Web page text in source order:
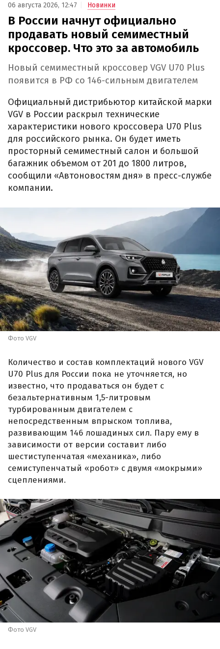
06 августа 2026, 12:47 Новинки
В России начнут официально
продавать новый семиместный
кроссовер. Что это за автомобиль
Новый семиместный кроссовер VGV U70 Plus
появится в РФ со 146-сильным двигателем
Официальный дистрибьютор китайской марки
VGV в России раскрыл технические
характеристики нового кроссовера U70 Plus
для российского рынка. Он будет иметь
просторный семиместный салон и большой
багажник объемом от 201 до 1800 литров,
сообщили «Автоновостям дня» в пресс-службе
компании.
Фото VGV
Количество и состав комплектаций нового VGV
U70 Plus для России пока не уточняется, но
известно, что продаваться он будет с
безальтернативным 1,5-литровым
турбированным двигателем с
непосредственным впрыском топлива,
развивающим 146 лошадиных сил. Пару ему в
зависимости от версии составит либо
шестиступенчатая «механика», либо
семиступенчатый «робот» с двумя «мокрыми»
сцеплениями.
Фото VGV